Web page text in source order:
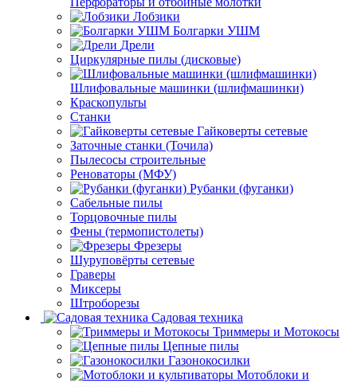
Лобзики
Болгарки УШМ
Дрели
Циркулярные пилы (дисковые)
Шлифовальные машинки (шлифмашинки)
Краскопульты
Станки
Гайковерты сетевые
Заточные станки (Точила)
Пылесосы строительные
Реноваторы (МФУ)
Рубанки (фуганки)
Сабельные пилы
Торцовочные пилы
Фены (термопистолеты)
Фрезеры
Шуруповёрты сетевые
Граверы
Миксеры
Штроборезы
Садовая техника
Триммеры и Мотокосы
Цепные пилы
Газонокосилки
Мотоблоки и